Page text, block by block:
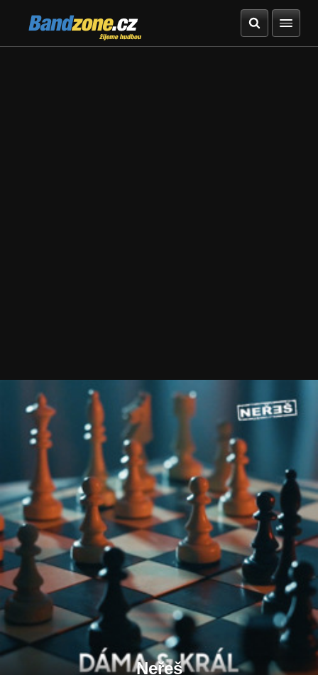
Bandzone.cz
žijeme hudbou
Neřeš